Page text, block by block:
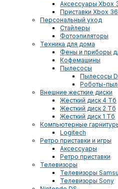
Аксессуары Xbox
Приставки Xbox
Персональный уход
Стайлеры
Фотоэпиляторы
Техника для дома
Фены и приборы
Кофемашины
Пылесосы
Пылесосы
Роботы-
Внешние жесткие диски
Жесткий диск 4 Тб
Жесткий диск 2 Тб
Жесткий диск 1 Тб
Компьютерные
Logitech
Ретро приставки и игры
Аксессуары
Ретро приставки
Телевизоры
Телевизоры
Телевизоры Sony